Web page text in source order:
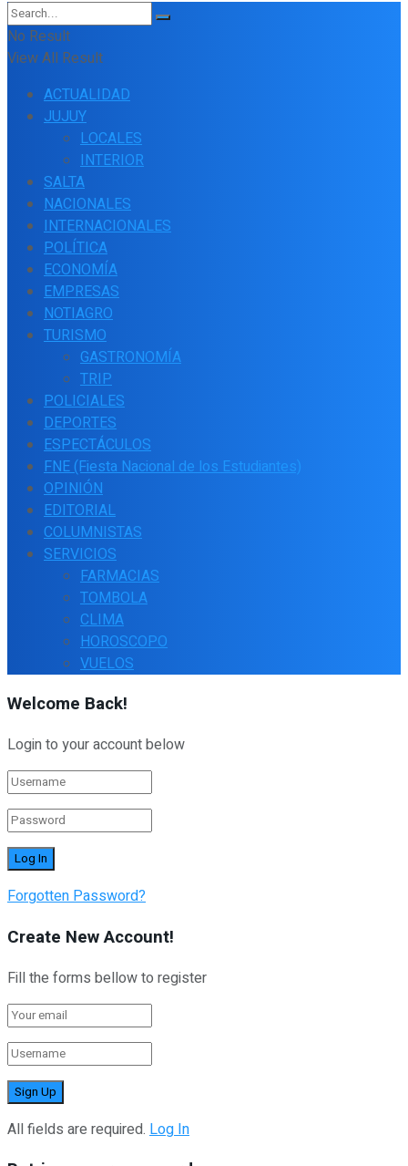
No Result
View All Result
ACTUALIDAD
JUJUY
LOCALES
INTERIOR
SALTA
NACIONALES
INTERNACIONALES
POLÍTICA
ECONOMÍA
EMPRESAS
NOTIAGRO
TURISMO
GASTRONOMÍA
TRIP
POLICIALES
DEPORTES
ESPECTÁCULOS
FNE (Fiesta Nacional de los Estudiantes)
OPINIÓN
EDITORIAL
COLUMNISTAS
SERVICIOS
FARMACIAS
TOMBOLA
CLIMA
HOROSCOPO
VUELOS
Welcome Back!
Login to your account below
Forgotten Password?
Create New Account!
Fill the forms bellow to register
All fields are required. Log In